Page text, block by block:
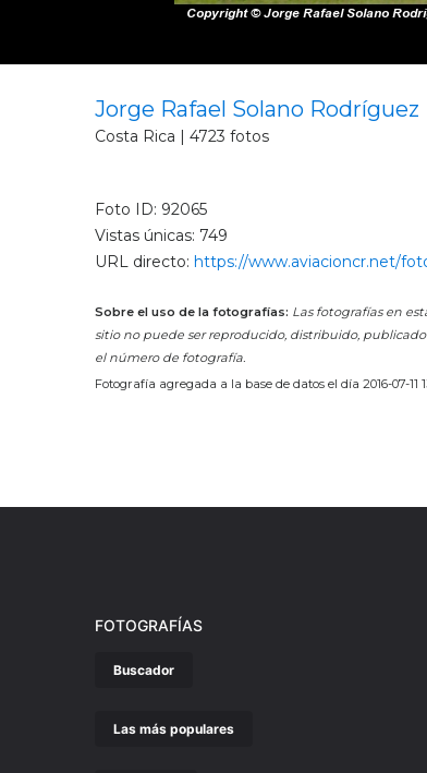
Jorge Rafael Solano Rodríguez
Costa Rica | 4723 fotos
Foto ID: 92065
Vistas únicas: 749
URL directo: https://www.aviacioncr.net/
Sobre el uso de la fotografías: Las fotografías en
sitio no puede ser reproducido, distribuido,
el número de fotografía.
Fotografía agregada a la base de datos el día 2016-07-11
FOTOGRAFÍAS
Buscador
Las más populares